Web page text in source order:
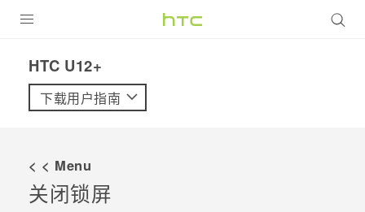
VIVE
支持帮助
在线客服
HTC U12+‎
下载用户指南
< < Menu
关闭锁屏